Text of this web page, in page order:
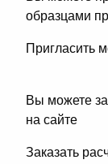
образцами
Пригласить
Вы можете
на сайте
Заказать